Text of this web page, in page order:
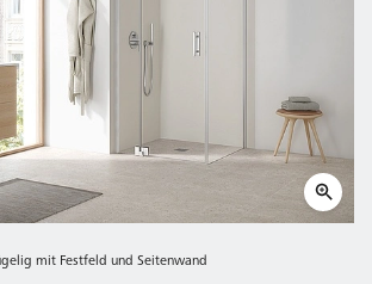
mit Festfeld und Seitenwand